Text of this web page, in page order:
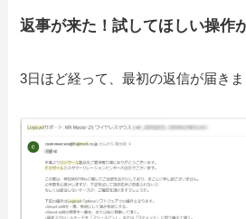
返事が来た！試してほしい操作
3日ほど経って、最初の返信が届きま